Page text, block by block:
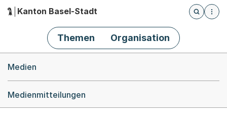
Hauptnavigation
Kanton Basel-Stadt
Öffnet
Themen Organisation
Medien
Medienmitteilungen